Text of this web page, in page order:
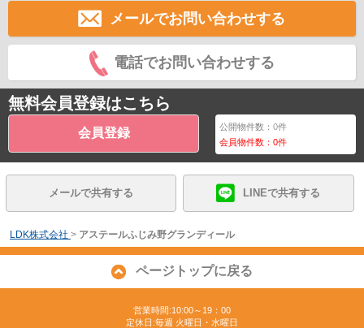
メールでお問い合わせする
電話でお問い合わせする
無料会員登録はこちら
会員登録 公開物件数：0件
会員物件数：0件
メールで共有する LINEで共有する
LDK株式会社 > アステールふじみ野グランディール
ページトップに戻る
営業時間:10:00～19：00
定休日:毎週 火曜日・水曜日